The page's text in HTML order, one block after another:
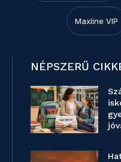
Maxline VIP
NÉPSZERŰ